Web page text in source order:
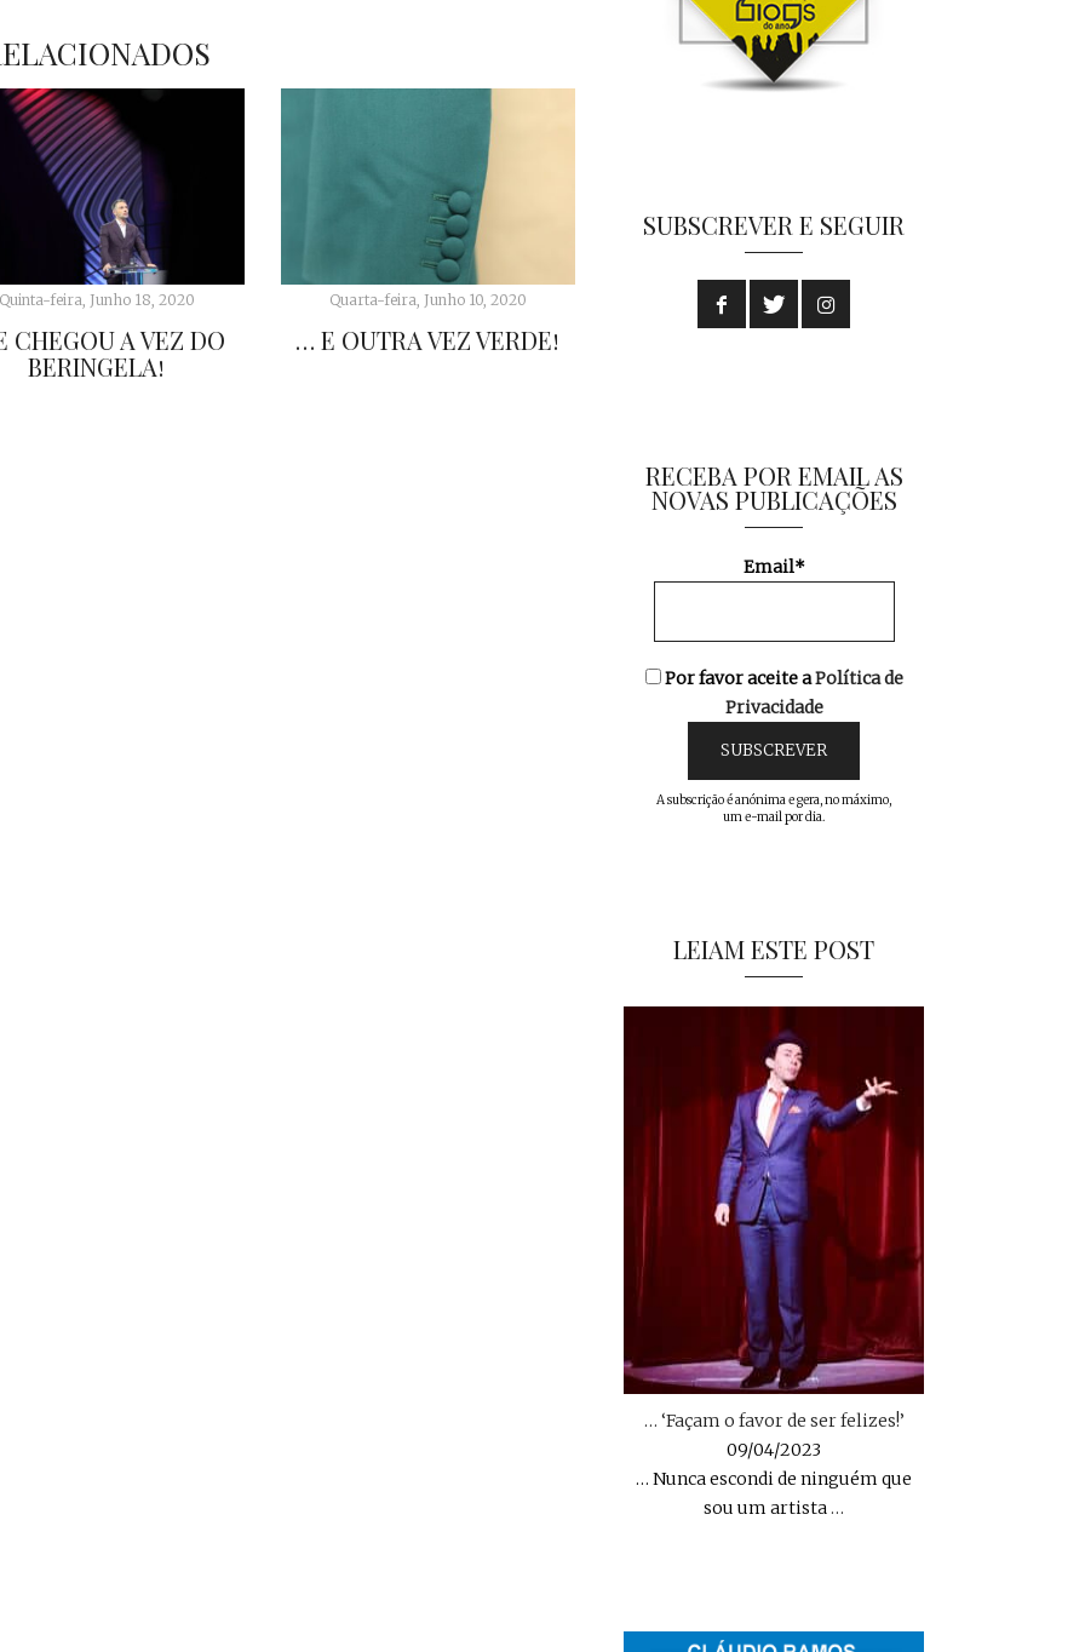
feira, Junho 18, 2020
CHEGOU A VEZ DO
BERINGELA!
Quarta-feira, Junho 10, 2020
… E OUTRA VEZ VERDE!
SUBSCREVER E SEGUIR
RECEBA POR EMAIL AS
NOVAS PUBLICAÇÕES
Email*
Por favor aceite aPolítica de
Privacidade
A subscrição é anónima e gera, no máximo,
um e-mail por dia.
LEIAM ESTE POST
… ‘Façam o favor de ser felizes!’
09/04/2023
… Nunca escondi de ninguém que
sou um artista…